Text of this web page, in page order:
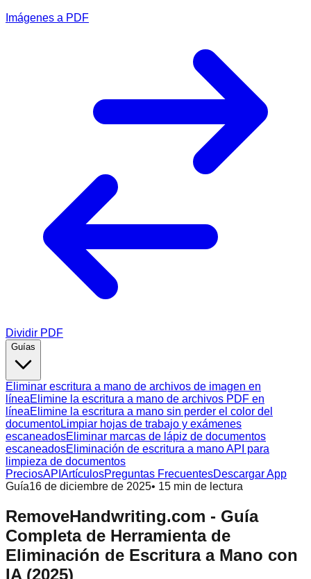
Imágenes a PDF
Dividir PDF
Guías
Eliminar escritura a mano de archivos de imagen en
líneaElimine la escritura a mano de archivos PDF en
líneaElimine la escritura a mano sin perder el color del
documentoLimpiar hojas de trabajo y exámenes
escaneadosEliminar marcas de lápiz de documentos
escaneadosEliminación de escritura a mano API para
limpieza de documentos
PreciosAPI ArtículosPreguntas FrecuentesDescargar App
Guía16 de diciembre de 2025• 15 min de lectura
RemoveHandwriting.com - Guía
Completa de Herramienta de
Eliminación de Escritura a Mano con
IA (2025)